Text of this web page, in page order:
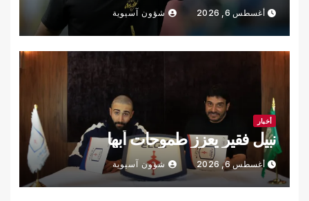
أغسطس 6, 2026 شؤون آسيوية
أخبار
نبيل فقير يعزز طموحات أبها
أغسطس 6, 2026 شؤون آسيوية